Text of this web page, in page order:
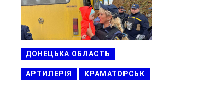
ДОНЕЦЬКА ОБЛАСТЬ
АРТИЛЕРІЯ КРАМАТОРСЬК